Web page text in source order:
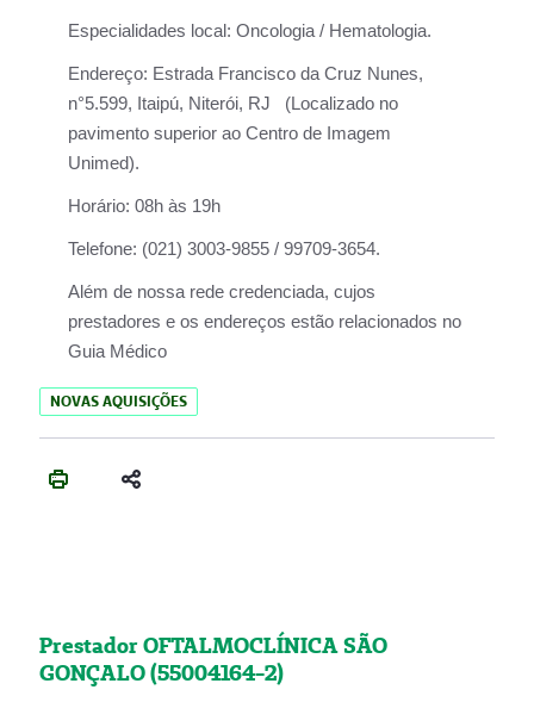
Especialidades local: Oncologia / Hematologia.
Endereço: Estrada Francisco da Cruz Nunes,
n°5.599, Itaipú, Niterói, RJ (Localizado no
pavimento superior ao Centro de Imagem
Unimed).
Horário: 08h às 19h
Telefone: (021) 3003-9855 / 99709-3654.
Além de nossa rede credenciada, cujos
prestadores e os endereços estão relacionados no
Guia Médico
NOVAS AQUISIÇÕES
Prestador OFTALMOCLÍNICA SÃO
GONÇALO (55004164-2)